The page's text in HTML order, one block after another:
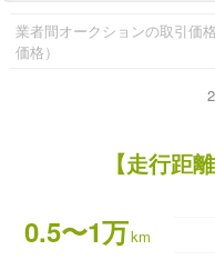
業者間オークションの取引価
価格）
【走行距
0.5〜1万km